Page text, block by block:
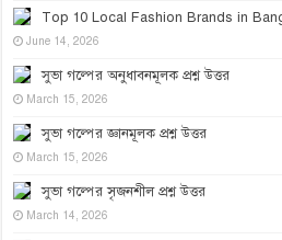
Top 10 Local Fashion Brands in
June 14, 2026
সুভা গল্পের অনুধাবনমূলক প্রশ্ন উত্তর
March 15, 2026
সুভা গল্পের জ্ঞানমূলক প্রশ্ন উত্তর
March 15, 2026
সুভা গল্পের সৃজনশীল প্রশ্ন উত্তর
March 14, 2026